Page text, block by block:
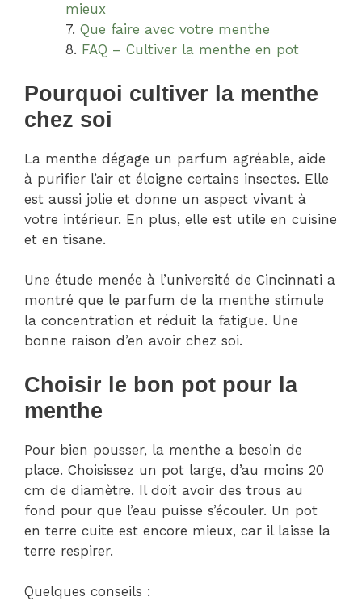
mieux
Que faire avec votre menthe
FAQ – Cultiver la menthe en pot
Pourquoi cultiver la menthe
chez soi
La menthe dégage un parfum agréable, aide
à purifier l’air et éloigne certains insectes. Elle
est aussi jolie et donne un aspect vivant à
votre intérieur. En plus, elle est utile en cuisine
et en tisane.
Une étude menée à l’université de Cincinnati a
montré que le parfum de la menthe stimule
la concentration et réduit la fatigue. Une
bonne raison d’en avoir chez soi.
Choisir le bon pot pour la
menthe
Pour bien pousser, la menthe a besoin de
place. Choisissez un pot large, d’au moins 20
cm de diamètre. Il doit avoir des trous au
fond pour que l’eau puisse s’écouler. Un pot
en terre cuite est encore mieux, car il laisse la
terre respirer.
Quelques conseils :